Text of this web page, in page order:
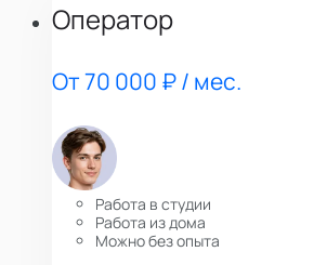
Оператор
От 70 000 ₽ / мес.
Работа в студии
Работа из дома
Можно без опыта